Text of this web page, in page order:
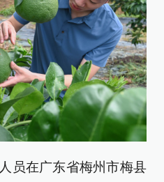
员在广东省梅州市梅县